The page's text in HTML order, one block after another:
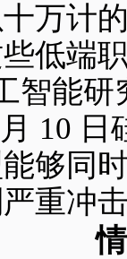
万计
低端
智能
10
够同
重冲